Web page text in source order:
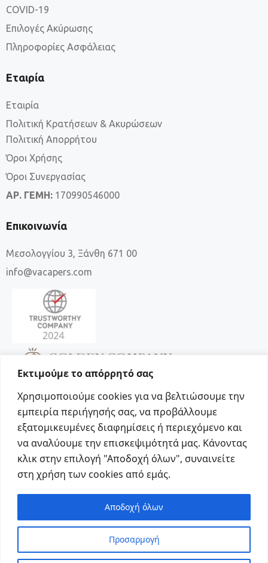
Εκτιμούμε το απόρρητό σας
Χρησιμοποιούμε cookies για να βελτιώσουμε την
εμπειρία περιήγησής σας, να προβάλλουμε
εξατομικευμένες διαφημίσεις ή περιεχόμενο και
να αναλύουμε την επισκεψιμότητά μας. Κάνοντας
κλικ στην επιλογή "Αποδοχή όλων", συναινείτε
στη χρήση των cookies από εμάς.
Προσαρμογή
Αποδοχή όλων
Θεροσύφωνο
Μπανιέρα
Μπουρνούζι
Πετσέτες
Πιστολάκι
Τηλεόραση Flat
Χρηματοκιβώτιο
COVID-19
Επιλογές Ακύρωσης
Πληροφορίες Ασφάλειας
Εταιρία
Εταιρία
Πολιτική Κρατήσεων & Ακυρώσεων
Πολιτική Απορρήτου
Όροι Χρήσης
Όροι Συνεργασίας
ΑΡ. ΓΕΜΗ: 170990546000
Επικοινωνία
Μεσολογγίου 3, Ξάνθη 671 00
info@vacapers.com
Social
© Copyright Vacapers 2023. Created by Abstergo.